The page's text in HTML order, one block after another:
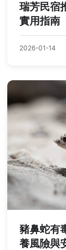
瑞芳民宿
實用指南
2026-01-14
豬鼻蛇有
養風險與